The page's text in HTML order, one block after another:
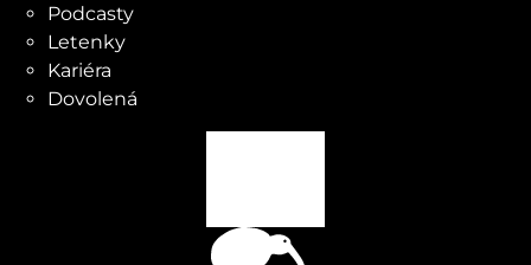
Podcasty
Letenky
Kariéra
Dovolená